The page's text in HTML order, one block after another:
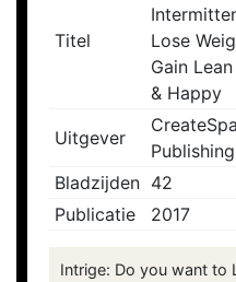
Titel
Lose
Gain
& Happy
Uitgever
Bladzijden 42
Publicatie
2017
Intrige: Do you want to